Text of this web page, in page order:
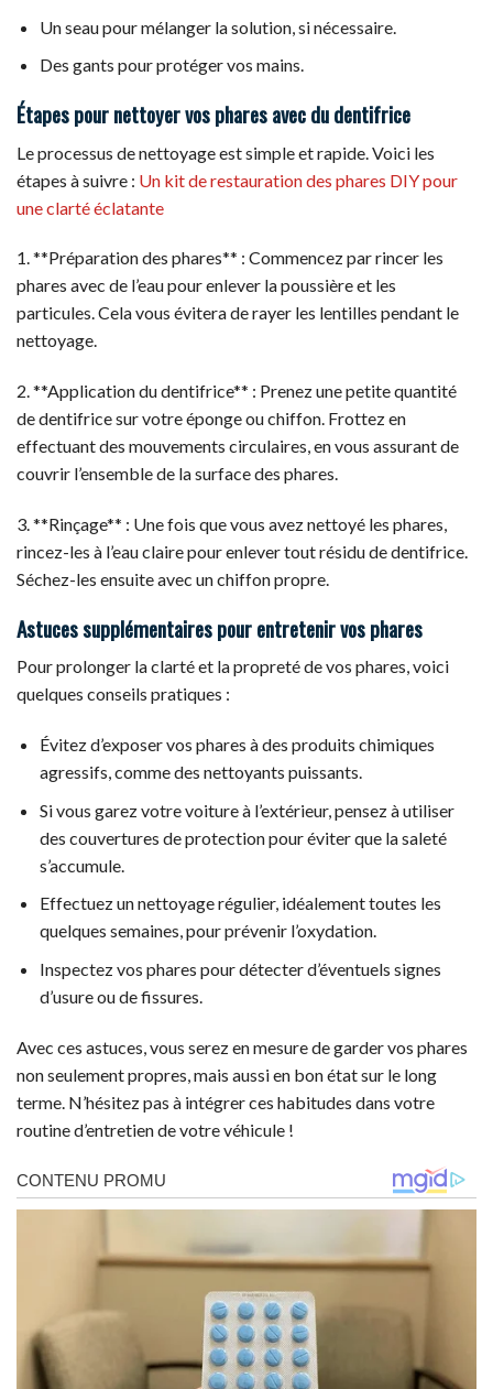
Un seau pour mélanger la solution, si nécessaire.
Des gants pour protéger vos mains.
Étapes pour nettoyer vos phares avec du dentifrice
Le processus de nettoyage est simple et rapide. Voici les
étapes à suivre : Un kit de restauration des phares DIY pour
une clarté éclatante
1. **Préparation des phares** : Commencez par rincer les
phares avec de l’eau pour enlever la poussière et les
particules. Cela vous évitera de rayer les lentilles pendant le
nettoyage.
2. **Application du dentifrice** : Prenez une petite quantité
de dentifrice sur votre éponge ou chiffon. Frottez en
effectuant des mouvements circulaires, en vous assurant de
couvrir l’ensemble de la surface des phares.
3. **Rinçage** : Une fois que vous avez nettoyé les phares,
rincez-les à l’eau claire pour enlever tout résidu de dentifrice.
Séchez-les ensuite avec un chiffon propre.
Astuces supplémentaires pour entretenir vos phares
Pour prolonger la clarté et la propreté de vos phares, voici
quelques conseils pratiques :
Évitez d’exposer vos phares à des produits chimiques
agressifs, comme des nettoyants puissants.
Si vous garez votre voiture à l’extérieur, pensez à utiliser
des couvertures de protection pour éviter que la saleté
s’accumule.
Effectuez un nettoyage régulier, idéalement toutes les
quelques semaines, pour prévenir l’oxydation.
Inspectez vos phares pour détecter d’éventuels signes
d’usure ou de fissures.
Avec ces astuces, vous serez en mesure de garder vos phares
non seulement propres, mais aussi en bon état sur le long
terme. N’hésitez pas à intégrer ces habitudes dans votre
routine d’entretien de votre véhicule !